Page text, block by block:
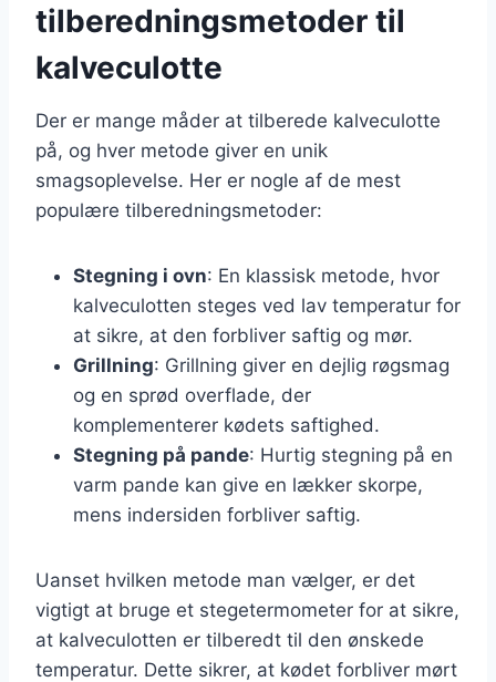
tilberedningsmetoder til
kalveculotte
Der er mange måder at tilberede kalveculotte
på, og hver metode giver en unik
smagsoplevelse. Her er nogle af de mest
populære tilberedningsmetoder:
Stegning i ovn: En klassisk metode, hvor
kalveculotten steges ved lav temperatur for
at sikre, at den forbliver saftig og mør.
Grillning: Grillning giver en dejlig røgsmag
og en sprød overflade, der
komplementerer kødets saftighed.
Stegning på pande: Hurtig stegning på en
varm pande kan give en lækker skorpe,
mens indersiden forbliver saftig.
Uanset hvilken metode man vælger, er det
vigtigt at bruge et stegetermometer for at sikre,
at kalveculotten er tilberedt til den ønskede
temperatur. Dette sikrer, at kødet forbliver mørt